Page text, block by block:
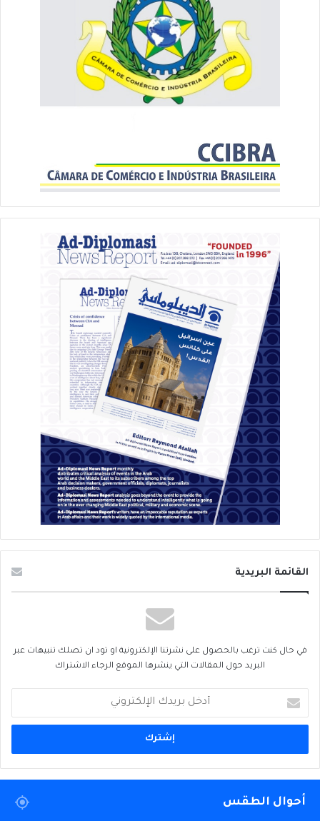
القائمة البريدية
في حال كنت ترغب بالحصول على نشرتنا الإلكترونية او تود ان تصلك تنبيهات عبر
البريد حول المقالات التي ينشرها الموقع الرجاء الاشتراك
بريدك
الإلكتروني
أحوال الطقس